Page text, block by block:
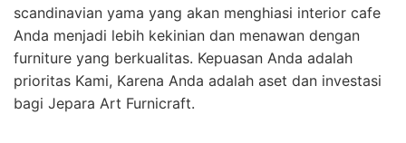
scandinavian yama yang akan menghiasi interior cafe
Anda menjadi lebih kekinian dan menawan dengan
furniture yang berkualitas. Kepuasan Anda adalah
prioritas Kami, Karena Anda adalah aset dan investasi
bagi Jepara Art Furnicraft.